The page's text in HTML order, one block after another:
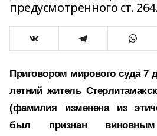
предусмотренного ст.
Приговором мирового суда 7
летний житель
(фамилия изменена из
был признан